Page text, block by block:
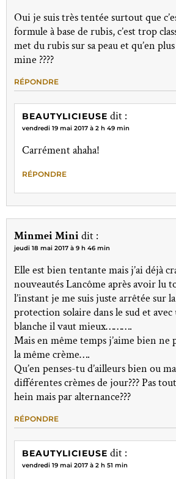
Oui je suis très tentée surtout que
formule à base de rubis, c’est trop
met du rubis sur sa peau et qu’en
mine ????
RÉPONDRE
BEAUTYLICIEUSE dit :
vendredi 19 mai 2017 à 2 h 49 min
Carrément ahaha!
RÉPONDRE
Minmei Minidit :
jeudi 18 mai 2017 à 9 h 46 min
Elle est bien tentante mais j’ai déjà
nouveautés Lancôme après avoir lu
l’instant je me suis juste arrêtée sur
protection solaire dans le sud et avec
blanche il vaut mieux……….
Mais en même temps j’aime bien ne
la même crème….
Qu’en penses-tu d’ailleurs bien ou
différentes crèmes de jour??? Pas
hein mais par alternance???
RÉPONDRE
BEAUTYLICIEUSE dit :
vendredi 19 mai 2017 à 2 h 51 min